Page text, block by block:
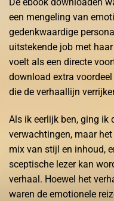
De ebook downloaden
een mengeling van
gedenkwaardige
uitstekende job met
voelt als een directe
download extra
die de verhaallijn
Als ik eerlijk ben, ging ik
verwachtingen, maar
mix van stijl en inhoud,
sceptische lezer kan
verhaal. Hoewel het
waren de emotionele